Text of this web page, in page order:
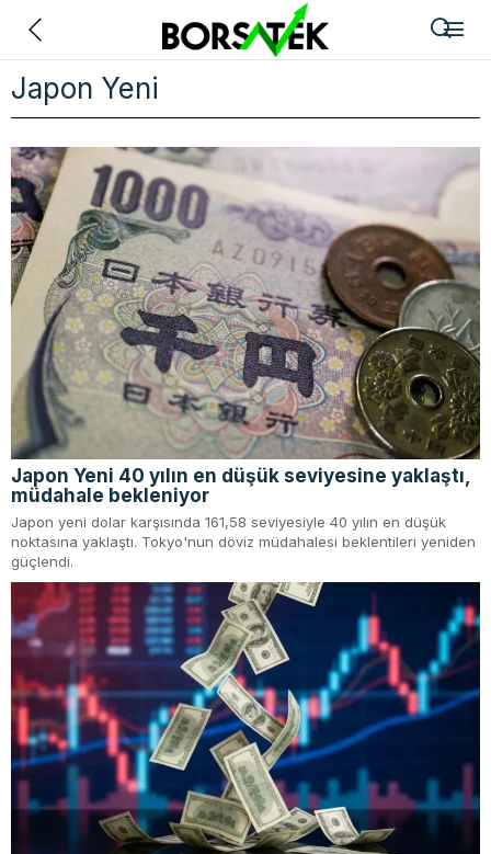
Japon Yeni
Japon Yeni 40 yılın en düşük seviyesine yaklaştı,
müdahale bekleniyor
Japon yeni dolar karşısında 161,58 seviyesiyle 40 yılın en düşük
noktasına yaklaştı. Tokyo'nun döviz müdahalesi beklentileri yeniden
güçlendi.